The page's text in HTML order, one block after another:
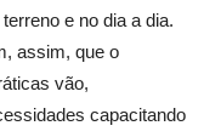
e no dia a dia.
assim, que o
vão,
capacitando